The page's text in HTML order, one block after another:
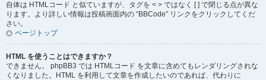
自体は HTMLコード と似ていますが、タグを < > ではなく [ ] で閉じる点が異な
ります。より詳しい情報は投稿画面内の “BBCode” リンクをクリックしてくだ
さい。
ページトップ
HTML を使うことはできますか？
できません。 phpBB3 では HTMLコード を文章に含めてもレンダリングされな
くなりました。HTML を利用して文章を作成したいのであれば、代わりに